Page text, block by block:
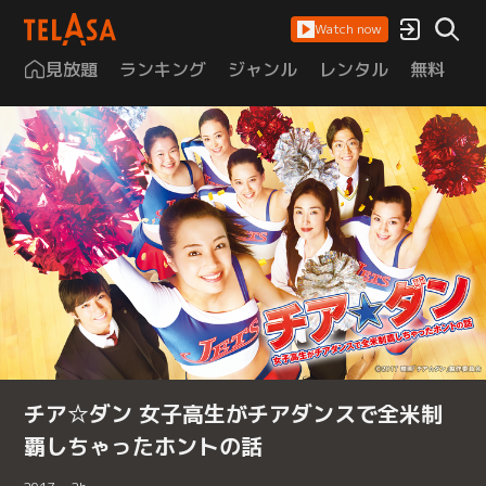
Watch now
見放題 ランキング ジャンル レンタル 無料
チア☆ダン 女子高生がチアダンスで全米制
覇しちゃったホントの話